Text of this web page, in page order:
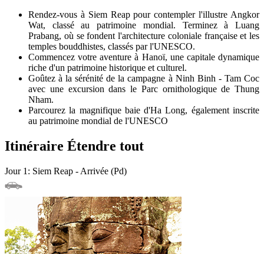
Rendez-vous à Siem Reap pour contempler l'illustre Angkor
Wat, classé au patrimoine mondial. Terminez à Luang
Prabang, où se fondent l'architecture coloniale française et les
temples bouddhistes, classés par l'UNESCO.
Commencez votre aventure à Hanoï, une capitale dynamique
riche d'un patrimoine historique et culturel.
Goûtez à la sérénité de la campagne à Ninh Binh - Tam Coc
avec une excursion dans le Parc ornithologique de Thung
Nham.
Parcourez la magnifique baie d'Ha Long, également inscrite
au patrimoine mondial de l'UNESCO
Itinéraire Étendre tout
Jour 1: Siem Reap - Arrivée (Pd)